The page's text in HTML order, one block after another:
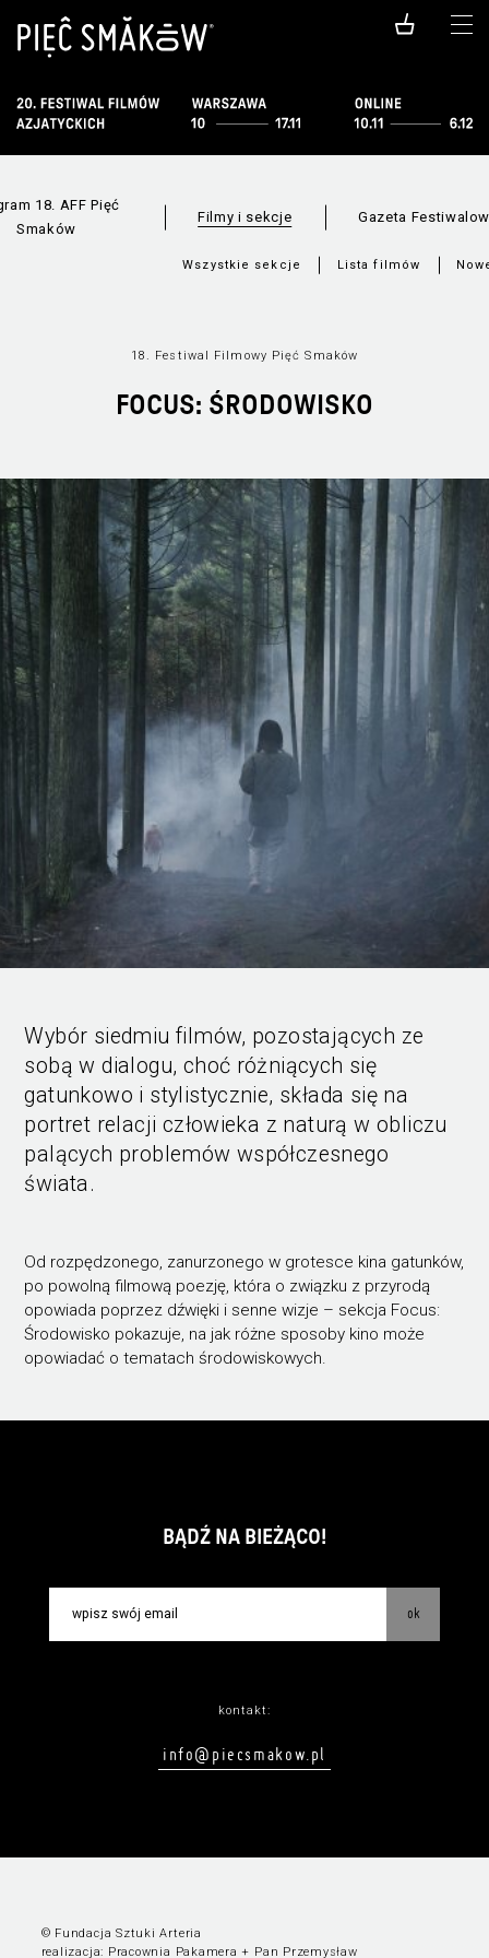
18. AFF Pięć
Smaków
Filmy i sekcje
Wszystkie sekcje Lista filmów
Gazeta
18. Festiwal Filmowy Pięć Smaków
FOCUS: ŚRODOWISKO
Wybór siedmiu filmów, pozostających ze
sobą w dialogu, choć różniących się
gatunkowo i stylistycznie, składa się na
portret relacji człowieka z naturą w obliczu
palących problemów współczesnego
świata.
Od rozpędzonego, zanurzonego w grotesce kina gatunków,
po powolną filmową poezję, która o związku z przyrodą
opowiada poprzez dźwięki i senne wizje – sekcja Focus:
Środowisko pokazuje, na jak różne sposoby kino może
opowiadać o tematach środowiskowych.
BĄDŹ NA BIEŻĄCO!
ok
kontakt:
info@piecsmakow.pl
© Fundacja Sztuki Arteria
realizacja: Pracownia Pakamera + Pan Przemysław